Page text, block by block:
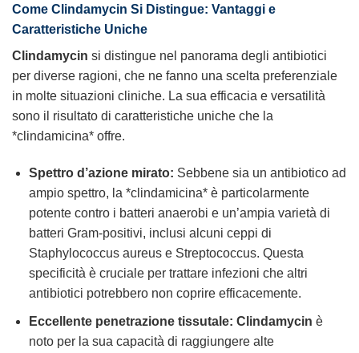
Come Clindamycin Si Distingue: Vantaggi e
Caratteristiche Uniche
Clindamycin si distingue nel panorama degli antibiotici
per diverse ragioni, che ne fanno una scelta preferenziale
in molte situazioni cliniche. La sua efficacia e versatilità
sono il risultato di caratteristiche uniche che la
*clindamicina* offre.
Spettro d’azione mirato: Sebbene sia un antibiotico ad
ampio spettro, la *clindamicina* è particolarmente
potente contro i batteri anaerobi e un’ampia varietà di
batteri Gram-positivi, inclusi alcuni ceppi di
Staphylococcus aureus e Streptococcus. Questa
specificità è cruciale per trattare infezioni che altri
antibiotici potrebbero non coprire efficacemente.
Eccellente penetrazione tissutale: Clindamycin è
noto per la sua capacità di raggiungere alte